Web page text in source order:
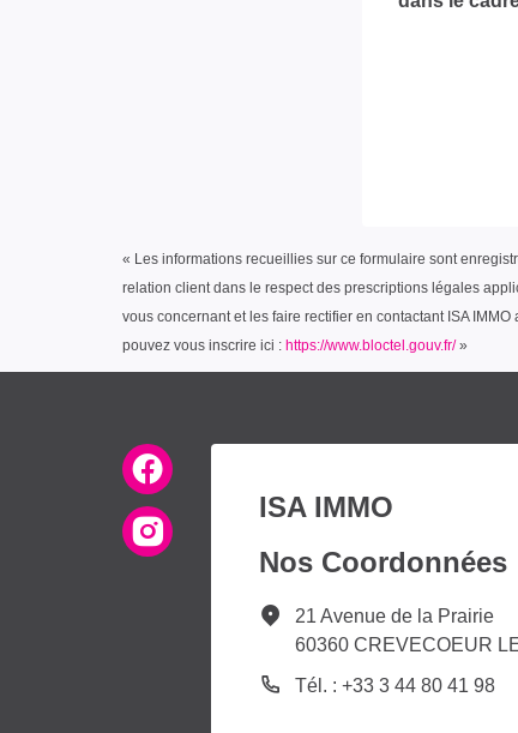
« Les informations recueillies sur ce formulaire sont
relation client dans le respect des prescriptions légales
vous concernant et les faire rectifier en contactant ISA
pouvez vous inscrire ici : https://www.bloctel.gouv.fr/»
ISA IMMO
Nos Coordonnées
21 Avenue de la Prairie
60360 CREVECOEUR
Tél. : +33 3 44 80 41 98